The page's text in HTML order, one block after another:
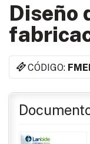
Diseño
CÓDIGO: